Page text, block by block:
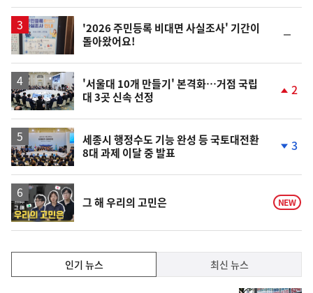
'2026 주민등록 비대면 사실조사' 기간이
돌아왔어요!
일
'서울대 10개 만들기' 본격화…거점 국립
대 3곳 신속 선정
상
2
세종시 행정수도 기능 완성 등 국토대전환
8대 과제 이달 중 발표
하
락
3
영
상
그 해 우리의 고민은 NEW
기,
인기 뉴스 최신 뉴스